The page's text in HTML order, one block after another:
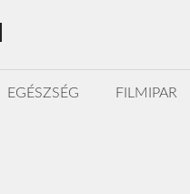
EGÉSZSÉG FILMIPAR